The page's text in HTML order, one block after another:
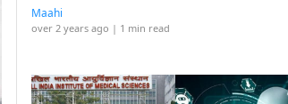
Maahi
over 2 years ago | 1 min read